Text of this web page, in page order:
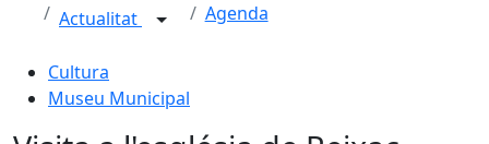
Actualitat Agenda
Cultura
Museu Municipal